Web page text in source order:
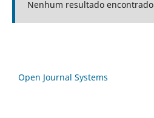
Nenhum resultado encontrado
Open Journal Systems